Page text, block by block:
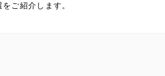
ご紹介します。